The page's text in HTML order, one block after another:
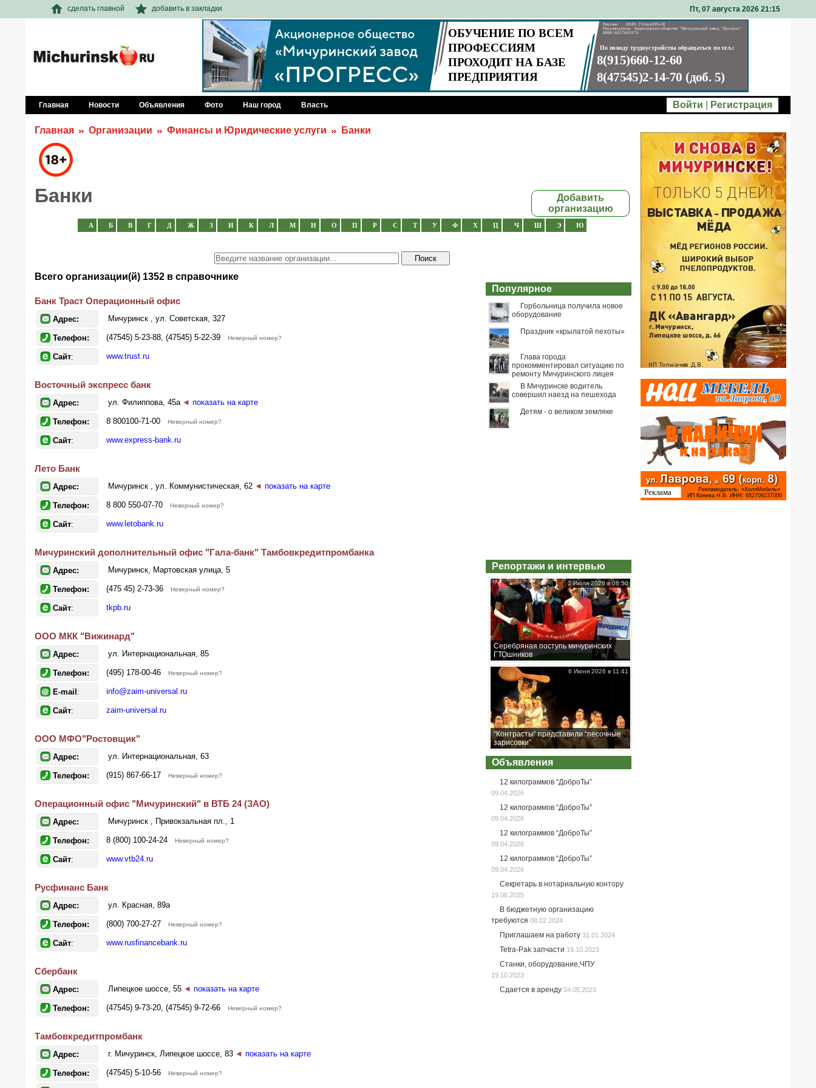
сделать главной добавить в закладки Пт, 07 августа 2026 21:15
Главная Новости Объявления Фото Наш город Власть Войти Регистрация
Главная Организации Финансы и Юридические услуги Банки
Банки
Добавить
организацию
А Б В Г Д Ж З И К Л М Н О П Р С Т У Ф Х Ц Ч Ш Э Ю
Всего организации(й) 1352 в справочнике
Банк Траст Операционный офис
Адрес: Мичуринск , ул. Советская, 327
Телефон: (47545) 5-23-88, (47545) 5-22-39 Неверный номер?
Сайт: www.trust.ru
Восточный экспресс банк
Адрес: ул. Филиппова, 45а ◄ показать на карте
Телефон: 8 800100-71-00 Неверный номер?
Сайт: www.express-bank.ru
Лето Банк
Адрес: Мичуринск , ул. Коммунистическая, 62 ◄ показать на карте
Телефон: 8 800 550-07-70 Неверный номер?
Сайт: www.letobank.ru
Мичуринский дополнительный офис "Гала-банк" Тамбовкредитпромбанка
Адрес: Мичуринск, Мартовская улица, 5
Телефон: (475 45) 2-73-36 Неверный номер?
Сайт: tkpb.ru
ООО МКК "Вижинард"
Адрес: ул. Интернациональная, 85
Телефон: (495) 178-00-46 Неверный номер?
E-mail : info@zaim-universal.ru
Сайт: zaim-universal.ru
ООО МФО"Ростовщик"
Адрес: ул. Интернациональная, 63
Телефон: (915) 867-66-17 Неверный номер?
Операционный офис "Мичуринский" в ВТБ 24 (ЗАО)
Адрес: Мичуринск , Привокзальная пл., 1
Телефон: 8 (800) 100-24-24 Неверный номер?
Сайт: www.vtb24.ru
Русфинанс Банк
Адрес: ул. Красная, 89а
Телефон: (800) 700-27-27 Неверный номер?
Сайт: www.rusfinancebank.ru
Сбербанк
Адрес: Липецкое шоссе, 55 ◄ показать на карте
Телефон: (47545) 9-73-20, (47545) 9-72-66 Неверный номер?
Тамбовкредитпромбанк
Адрес: г. Мичуринск, Липецкое шоссе, 83 ◄ показать на карте
Телефон: (47545) 5-10-56 Неверный номер?
Популярное
Горбольница получила новое
оборудование
Праздник «крылатой пехоты»
Глава города
прокомментировал ситуацию по
ремонту Мичуринского лицея
В Мичуринске водитель
совершил наезд на пешехода
Детям - о великом земляке
Репортажи и интервью
Серебряная поступь мичуринских
ГТОшников
2 Июля 2026 в 08:50
“Контрасты” представили “песочные
зарисовки”
6 Июня 2026 в 11:41
Объявления
12 килограммов “ДоброТы”
09.04.2026
12 килограммов “ДоброТы”
09.04.2026
12 килограммов “ДоброТы”
09.04.2026
12 килограммов “ДоброТы”
09.04.2026
Секретарь в нотариальную контору
19.06.2025
В бюджетную организацию
требуются 08.02.2024
Приглашаем на работу 31.01.2024
Tetra-Pak запчасти 19.10.2023
Станки, оборудование,ЧПУ
19.10.2023
Сдается в аренду 04.05.2023